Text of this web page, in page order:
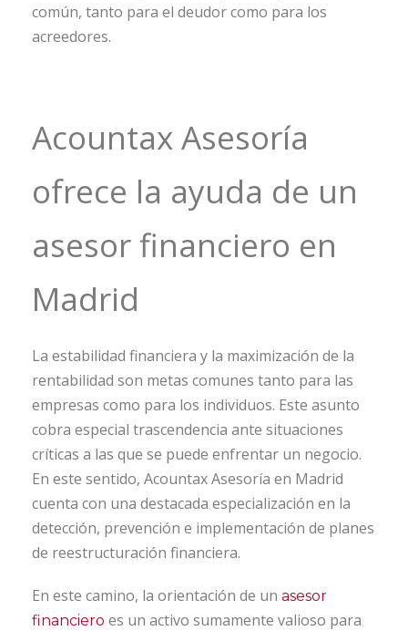
común, tanto para el deudor como para los
acreedores.
Acountax Asesoría
ofrece la ayuda de un
asesor financiero en
Madrid
La estabilidad financiera y la maximización de la
rentabilidad son metas comunes tanto para las
empresas como para los individuos. Este asunto
cobra especial trascendencia ante situaciones
críticas a las que se puede enfrentar un negocio.
En este sentido, Acountax Asesoría en Madrid
cuenta con una destacada especialización en la
detección, prevención e implementación de planes
de reestructuración financiera.
En este camino, la orientación de un asesor
financiero es un activo sumamente valioso para